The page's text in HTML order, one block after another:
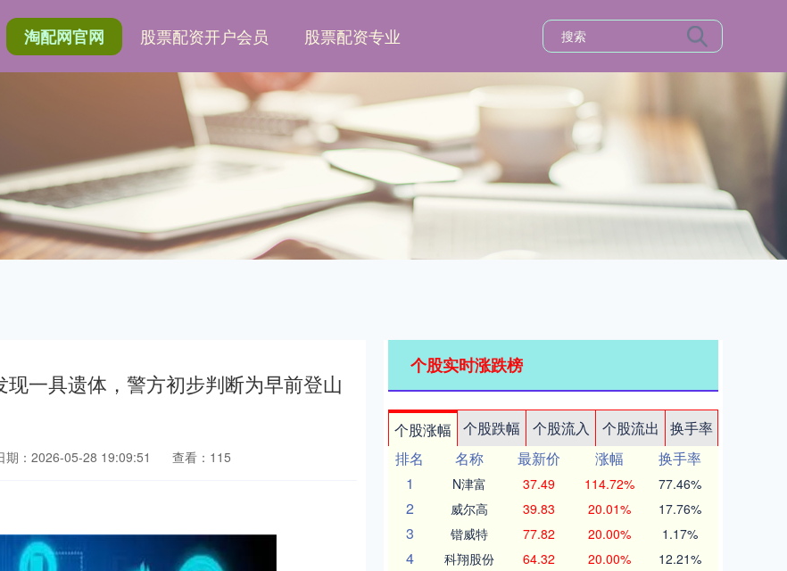
淘配网官网 股票配资开户会员 股票配资专业
一具遗体，警方初步判断为早前登山
期：2026-05-28 19:09:51 查看：115
个股实时涨跌榜
个股涨幅 个股跌幅 个股流入 个股流出
换手率
排名
名称 最新价 涨幅
换手率
1
N津富 37.49 114.72% 77.46%
2 威尔高 39.83 20.01% 17.76%
3 锴威特 77.82 20.00% 1.17%
4 科翔股份 64.32 20.00% 12.21%